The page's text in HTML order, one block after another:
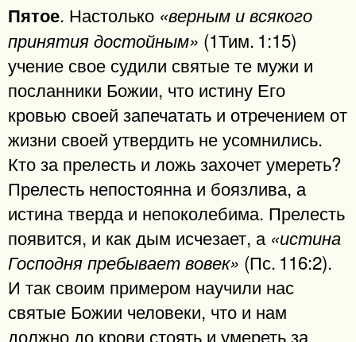
Пятое. Настолько «верным и всякого
принятия достойным» (1Тим. 1:15)
учение свое судили святые те мужи и
посланники Божии, что истину Его
кровью своей запечатать и отречением от
жизни своей утвердить не усомнились.
Кто за прелесть и ложь захочет умереть?
Прелесть непостоянна и боязлива, а
истина тверда и непоколебима. Прелесть
появится, и как дым исчезает, а «истина
Господня пребывает вовек» (Пс. 116:2).
И так своим примером научили нас
святые Божии человеки, что и нам
должно до крови стоять и умереть за